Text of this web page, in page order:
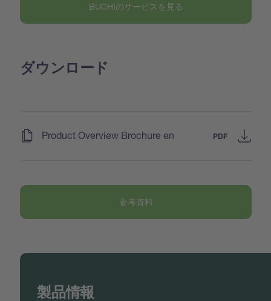
BUCHIのサービスを見る
ダウンロード
Product Overview Brochure en PDF
参考資料
製品情報